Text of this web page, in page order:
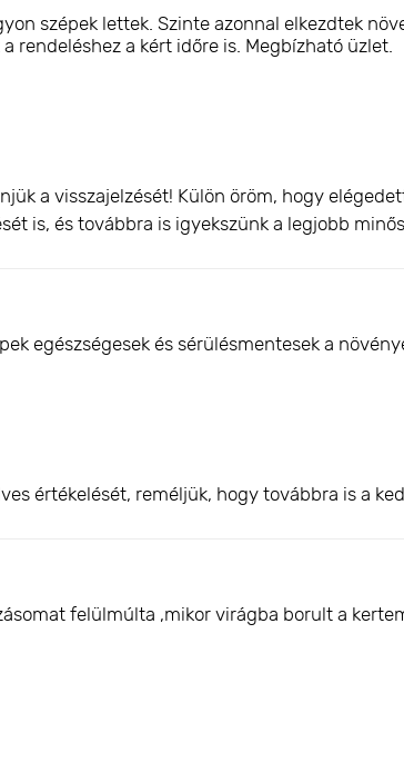
szépek lettek. Szinte azonnal elkezdtek
rendeléshez a kért időre is. Megbízható üzlet.
a visszajelzését! Külön öröm, hogy
is, és továbbra is igyekszünk a legjobb
egészségesek és sérülésmentesek a
értékelését, reméljük, hogy továbbra is a
felülmúlta ,mikor virágba borult a